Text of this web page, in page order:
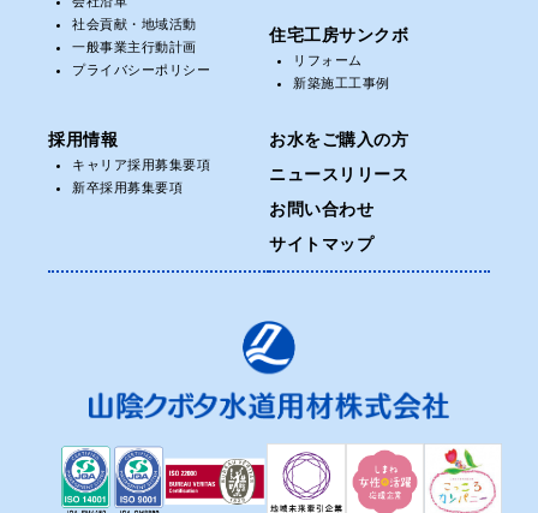
社会貢献・地域活動
一般事業主行動計画
プライバシーポリシー
住宅工房サンクボ
リフォーム
新築施工工事例
採用情報
キャリア採用募集要項
新卒採用募集要項
お水をご購入の方
ニュースリリース
お問い合わせ
サイトマップ